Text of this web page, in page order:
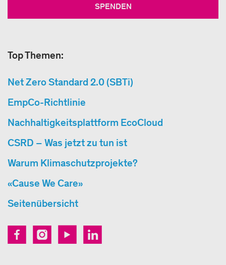
SPENDEN
Top Themen:
Net Zero Standard 2.0 (SBTi)
EmpCo-Richtlinie
Nachhaltigkeitsplattform EcoCloud
CSRD – Was jetzt zu tun ist
Warum Klimaschutzprojekte?
«Cause We Care»
Seitenübersicht